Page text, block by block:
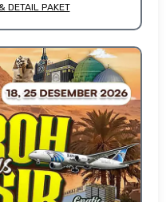
DETAIL PAKET